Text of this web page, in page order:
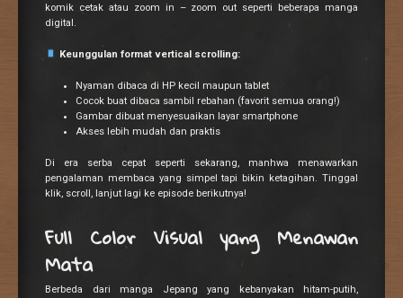
komik cetak atau zoom in – zoom out seperti beberapa manga
digital.
Keunggulan format vertical scrolling:
Nyaman dibaca di HP kecil maupun tablet
Cocok buat dibaca sambil rebahan (favorit semua orang!)
Gambar dibuat menyesuaikan layar smartphone
Akses lebih mudah dan praktis
Di era serba cepat seperti sekarang, manhwa menawarkan
pengalaman membaca yang simpel tapi bikin ketagihan. Tinggal
klik, scroll, lanjut lagi ke episode berikutnya!
Full Color Visual yang Menawan
Mata
Berbeda dari manga Jepang yang kebanyakan hitam-putih,